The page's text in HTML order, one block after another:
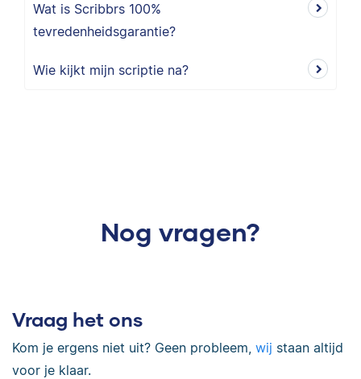
Wat is Scribbrs 100%
tevredenheidsgarantie?
Wie kijkt mijn scriptie na?
Nog vragen?
Vraag het ons
Kom je ergens niet uit? Geen probleem, wij staan altijd
voor je klaar.